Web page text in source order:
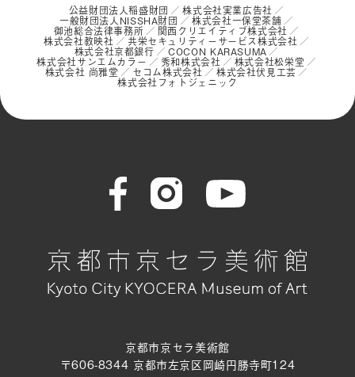
公益財団法人稲盛財団 株式会社実業広告社
一般財団法人NISSHA財団 株式会社一保堂茶舗
御池総合法律事務所 関西クリエイティブ株式会社
株式会社教映社 共栄セキュリティーサービス株式会社
株式会社京都銀行 COCON KARASUMA
株式会社サンエムカラー 秀和株式会社 株式会社松栄堂
株式会社 尚雅堂 セコム株式会社 株式会社伏見工芸
株式会社フォトジェニック
京都市京セラ美術館
〒606-8344 京都市左京区岡崎円勝寺町124